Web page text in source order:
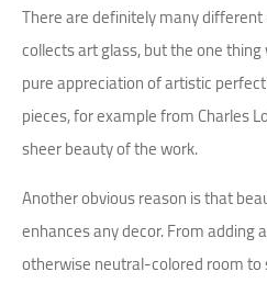
There are definitely many
collects art glass, but the one
pure appreciation of artistic
pieces, for example from Charles
sheer beauty of the work.
Another obvious reason is that
enhances any decor. From adding
otherwise neutral-colored room